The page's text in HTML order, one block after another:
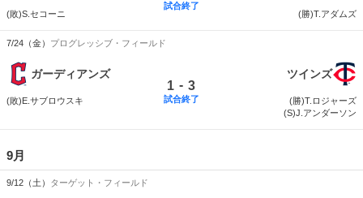
(敗)S.セコーニ
試合終了
(勝)T.アダムズ
7/24（金） プログレッシブ・フィールド
ガーディアンズ
(敗)E.サブロウスキ
1 - 3
試合終了
ツインズ
(勝)T.ロジャーズ
(S)J.アンダーソン
9月
9/12（土） ターゲット・フィールド